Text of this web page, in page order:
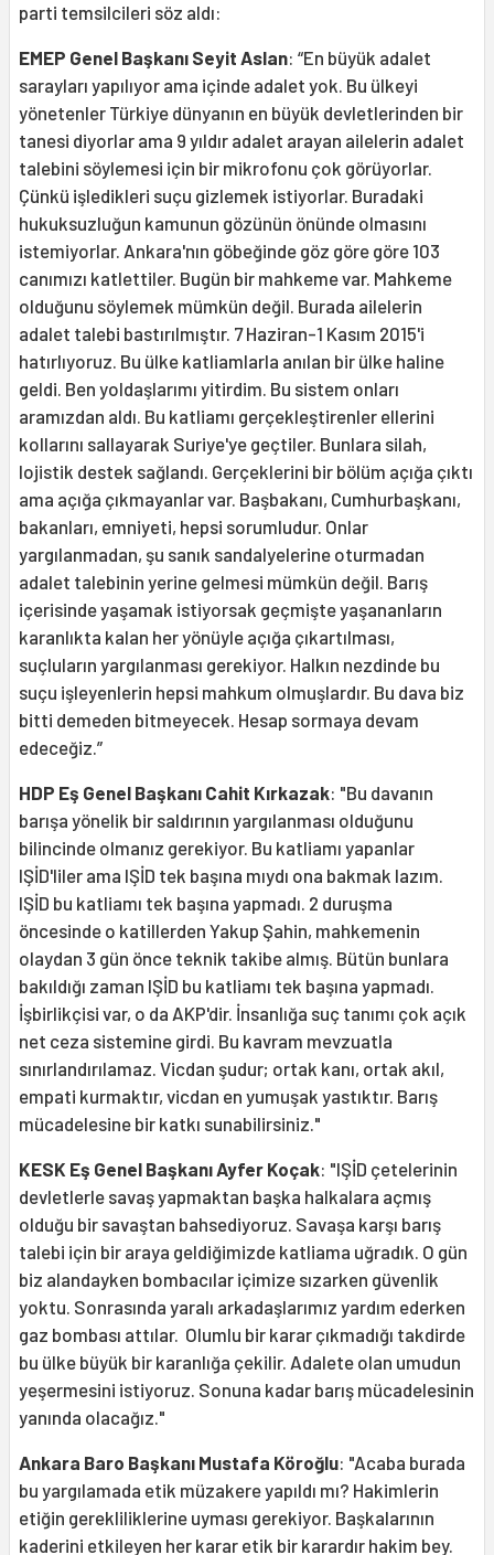
parti temsilcileri söz aldı:
EMEP Genel Başkanı Seyit Aslan: “En büyük adalet
sarayları yapılıyor ama içinde adalet yok. Bu ülkeyi
yönetenler Türkiye dünyanın en büyük devletlerinden bir
tanesi diyorlar ama 9 yıldır adalet arayan ailelerin adalet
talebini söylemesi için bir mikrofonu çok görüyorlar.
Çünkü işledikleri suçu gizlemek istiyorlar. Buradaki
hukuksuzluğun kamunun gözünün önünde olmasını
istemiyorlar. Ankara'nın göbeğinde göz göre göre 103
canımızı katlettiler. Bugün bir mahkeme var. Mahkeme
olduğunu söylemek mümkün değil. Burada ailelerin
adalet talebi bastırılmıştır. 7 Haziran-1 Kasım 2015'i
hatırlıyoruz. Bu ülke katliamlarla anılan bir ülke haline
geldi. Ben yoldaşlarımı yitirdim. Bu sistem onları
aramızdan aldı. Bu katliamı gerçekleştirenler ellerini
kollarını sallayarak Suriye'ye geçtiler. Bunlara silah,
lojistik destek sağlandı. Gerçeklerini bir bölüm açığa çıktı
ama açığa çıkmayanlar var. Başbakanı, Cumhurbaşkanı,
bakanları, emniyeti, hepsi sorumludur. Onlar
yargılanmadan, şu sanık sandalyelerine oturmadan
adalet talebinin yerine gelmesi mümkün değil. Barış
içerisinde yaşamak istiyorsak geçmişte yaşananların
karanlıkta kalan her yönüyle açığa çıkartılması,
suçluların yargılanması gerekiyor. Halkın nezdinde bu
suçu işleyenlerin hepsi mahkum olmuşlardır. Bu dava biz
bitti demeden bitmeyecek. Hesap sormaya devam
edeceğiz.”
HDP Eş Genel Başkanı Cahit Kırkazak: "Bu davanın
barışa yönelik bir saldırının yargılanması olduğunu
bilincinde olmanız gerekiyor. Bu katliamı yapanlar
IŞİD'liler ama IŞİD tek başına mıydı ona bakmak lazım.
IŞİD bu katliamı tek başına yapmadı. 2 duruşma
öncesinde o katillerden Yakup Şahin, mahkemenin
olaydan 3 gün önce teknik takibe almış. Bütün bunlara
bakıldığı zaman IŞİD bu katliamı tek başına yapmadı.
İşbirlikçisi var, o da AKP'dir. İnsanlığa suç tanımı çok açık
net ceza sistemine girdi. Bu kavram mevzuatla
sınırlandırılamaz. Vicdan şudur; ortak kanı, ortak akıl,
empati kurmaktır, vicdan en yumuşak yastıktır. Barış
mücadelesine bir katkı sunabilirsiniz."
KESK Eş Genel Başkanı Ayfer Koçak: "IŞİD çetelerinin
devletlerle savaş yapmaktan başka halkalara açmış
olduğu bir savaştan bahsediyoruz. Savaşa karşı barış
talebi için bir araya geldiğimizde katliama uğradık. O gün
biz alandayken bombacılar içimize sızarken güvenlik
yoktu. Sonrasında yaralı arkadaşlarımız yardım ederken
gaz bombası attılar. Olumlu bir karar çıkmadığı takdirde
bu ülke büyük bir karanlığa çekilir. Adalete olan umudun
yeşermesini istiyoruz. Sonuna kadar barış mücadelesinin
yanında olacağız."
Ankara Baro Başkanı Mustafa Köroğlu: "Acaba burada
bu yargılamada etik müzakere yapıldı mı? Hakimlerin
etiğin gerekliliklerine uyması gerekiyor. Başkalarının
kaderini etkileyen her karar etik bir karardır hakim bey.